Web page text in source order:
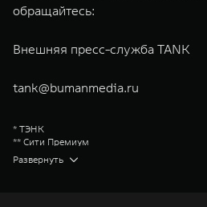
обращайтесь:
Внешняя пресс-служба TANK
tank@bumanmedia.ru
* ТЭНК
** Сити Премиум
Great Wall Motor Company Limited (GWM)
внедорожников, кроссоверов и пикапов,
Развернуть